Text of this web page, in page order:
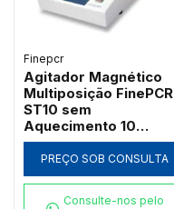
Finepcr
Agitador Magnético
Multiposição FinePCR
ST10 sem
Aquecimento 10
Lugares 250ml
PREÇO SOB CONSULTA
Consulte-nos pelo